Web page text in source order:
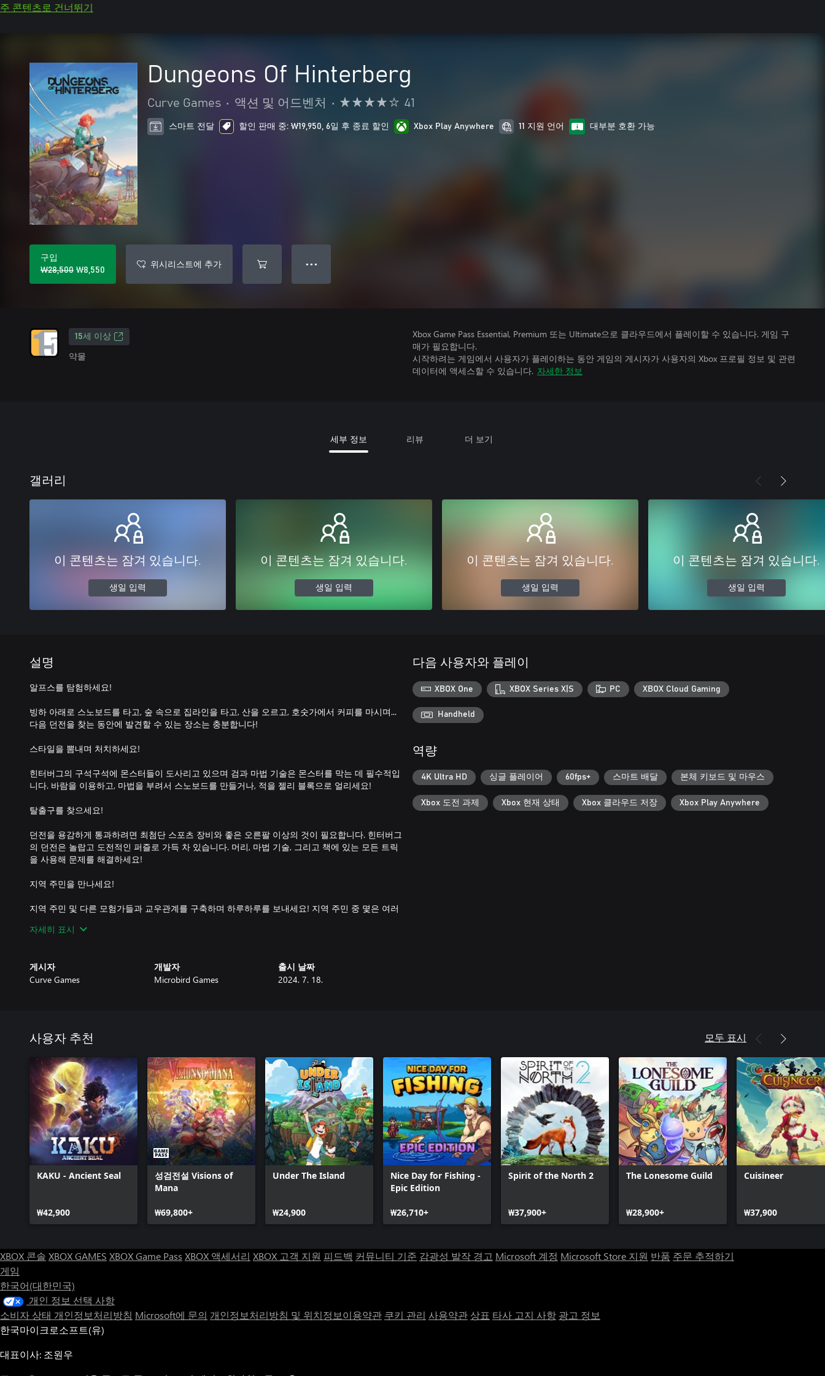
주 콘텐츠로 건너뛰기
Dungeons Of Hinterberg
Curve Games • 액션 및 어드벤처 • 41
스마트 전달 할인 판매 중: ₩19,950, 6일 후 종료 할인 Xbox Play Anywhere 11 지원 언어 대부분 호환 가능
구입
₩28,500 ₩8,550
위시리스트에 추가 ● ● ●
15세 이상
약물
Xbox Game Pass Essential, Premium 또는 Ultimate으로 클라우드에서 플레이할 수 있습니다. 게임 구
매가 필요합니다.
시작하려는 게임에서 사용자가 플레이하는 동안 게임의 게시자가 사용자의 Xbox 프로필 정보 및 관련
데이터에 액세스할 수 있습니다. 자세한 정보
세부 정보 리뷰 더 보기
갤러리
이 콘텐츠는 잠겨 있습니다.
생일 입력
이 콘텐츠는 잠겨 있습니다.
생일 입력
이 콘텐츠는 잠겨 있습니다.
생일 입력
이 콘텐츠는 잠겨 있습니다.
생일 입력
설명
알프스를 탐험하세요!
빙하 아래로 스노보드를 타고, 숲 속으로 집라인을 타고, 산을 오르고, 호숫가에서 커피를 마시며...
다음 던전을 찾는 동안에 발견할 수 있는 장소는 충분합니다!
스타일을 뽐내며 처치하세요!
힌터버그의 구석구석에 몬스터들이 도사리고 있으며 검과 마법 기술은 몬스터를 막는 데 필수적입
니다. 바람을 이용하고, 마법을 부려서 스노보드를 만들거나, 적을 젤리 블록으로 얼리세요!
탈출구를 찾으세요!
던전을 용감하게 통과하려면 최첨단 스포츠 장비와 좋은 오른팔 이상의 것이 필요합니다. 힌터버그
의 던전은 놀랍고 도전적인 퍼즐로 가득 차 있습니다. 머리, 마법 기술, 그리고 책에 있는 모든 트릭
을 사용해 문제를 해결하세요!
지역 주민을 만나세요!
지역 주민 및 다른 모험가들과 교우관계를 구축하며 하루하루를 보내세요! 지역 주민 중 몇은 여러
들도 있죠… 하지만 좋은 관계는 하루하루를 더 기억에 남게 만들 뿐만 아니라 더 나은 슬레이어가
자세히 표시
게시자
Curve Games
개발자
Microbird Games
출시 날짜
2024. 7. 18.
다음 사용자와 플레이
XBOX One XBOX Series X|S PC XBOX Cloud Gaming
Handheld
역량
4K Ultra HD 싱글 플레이어 60fps+ 스마트 배달 본체 키보드 및 마우스
Xbox 도전 과제 Xbox 현재 상태 Xbox 클라우드 저장 Xbox Play Anywhere
사용자 추천 모두 표시
KAKU - Ancient Seal
₩42,900
성검전설 Visions of
Mana
₩69,800+
Under The Island
₩24,900
Nice Day for Fishing -
Epic Edition
₩26,710+
Spirit of the North 2
₩37,900+
The Lonesome Guild
₩28,900+
Cuisineer
₩37,900
XBOX 콘솔 XBOX GAMES XBOX Game Pass XBOX 액세서리 XBOX 고객 지원 피드백 커뮤니티 기준 감광성 발작 경고 Microsoft 계정 Microsoft Store 지원 반품 주문 추적하기
게임
한국어(대한민국)
개인 정보 선택 사항
소비자 상태 개인정보처리방침 Microsoft에 문의 개인정보처리방침 및 위치정보이용약관 쿠키 관리 사용약관 상표 타사 고지 사항 광고 정보
한국마이크로소프트(유)
대표이사: 조원우